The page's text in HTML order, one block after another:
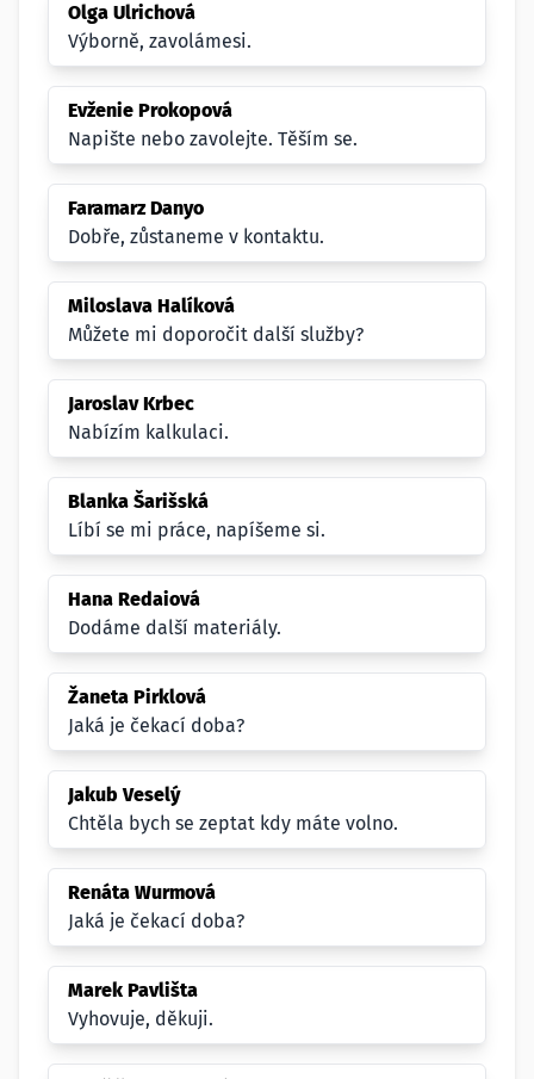
Olga Ulrichová
Výborně, zavolámesi.
Evženie Prokopová
Napište nebo zavolejte. Těším se.
Faramarz Danyo
Dobře, zůstaneme v kontaktu.
Miloslava Halíková
Můžete mi doporočit další služby?
Jaroslav Krbec
Nabízím kalkulaci.
Blanka Šarišská
Líbí se mi práce, napíšeme si.
Hana Redaiová
Dodáme další materiály.
Žaneta Pirklová
Jaká je čekací doba?
Jakub Veselý
Chtěla bych se zeptat kdy máte volno.
Renáta Wurmová
Jaká je čekací doba?
Marek Pavlišta
Vyhovuje, děkuji.